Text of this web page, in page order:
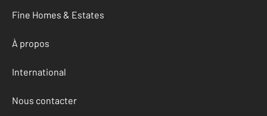
Fine Homes & Estates
À propos
International
Nous contacter